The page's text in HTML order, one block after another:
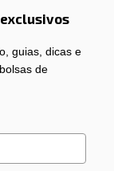
guias, dicas e
de